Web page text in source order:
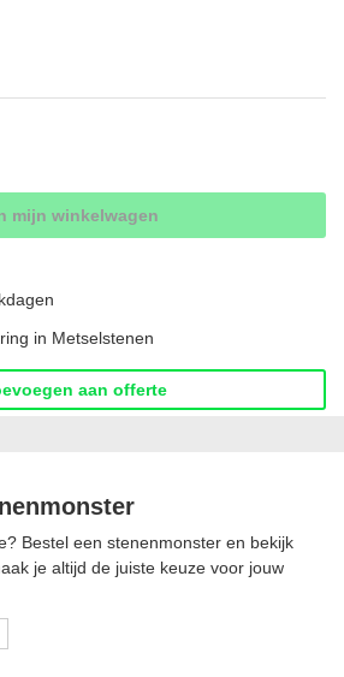
mijn winkelwagen
in Metselstenen
aan offerte
Bestel een stenenmonster en bekijk
je altijd de juiste keuze voor jouw